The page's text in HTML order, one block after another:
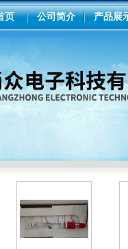
页 公司简介 产品展